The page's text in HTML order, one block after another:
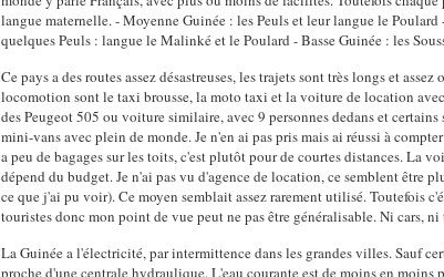
langue maternelle. - Moyenne Guinée : les Peuls et leur langue le
quelques Peuls : langue le Malinké et le Poulard - Basse Guinée : les
Ce pays a des routes assez désastreuses, les trajets sont très longs et
locomotion sont le taxi brousse, la moto taxi et la voiture de location
des Peugeot 505 ou voiture similaire, avec 9 personnes dedans et
mini-vans avec plein de monde. Je n'en ai pas pris mais ai réussi à
a peu de bagages sur les toits, c'est plutôt pour de courtes distances. La
dépend du budget. Je n'ai pas vu d'agence de location, ce semblent être
ce que j'ai pu voir). Ce moyen semblait assez rarement utilisé. Toutefois
touristes donc mon point de vue peut ne pas être généralisable. Ni cars, ni
La Guinée a l'électricité, par intermittence dans les grandes villes. Sauf
proche d'une centrale hydraulique. L'eau courante est de moins en moins